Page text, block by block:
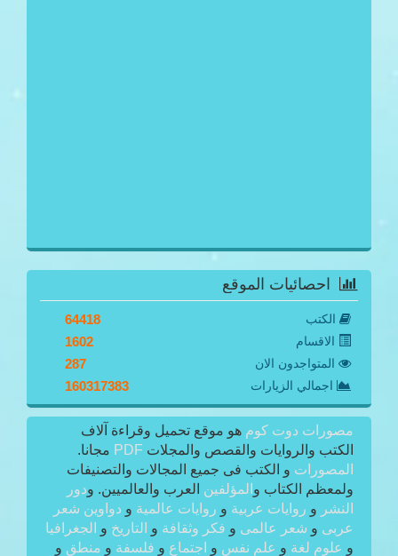
احصائيات الموقع
الكتب 64418
الاقسام 1602
المتواجدون الان 287
اجمالي الزيارات 160317383
مصورات دوت كوم هو موقع تحميل وقراءة آلاف
الكتب والروايات والقصص والمجلات PDF مجانا.
المصورات و الكتب فى جميع المجالات والتصنيفات
ولمعظم الكتاب و المؤلفين العرب والعالميين. ودور
النشر و روايات عربية و روايات عالمية و دواوين شعر
عربى و شعر عالمى و فكر وثقافة و التاريخ و الجغرافيا
و علوم لغة و علم نفس و اجتماع و فلسفة و منطق و